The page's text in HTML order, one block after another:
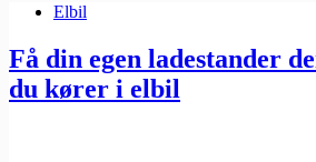
Elbil
Få din egen ladestander
du kører i elbil